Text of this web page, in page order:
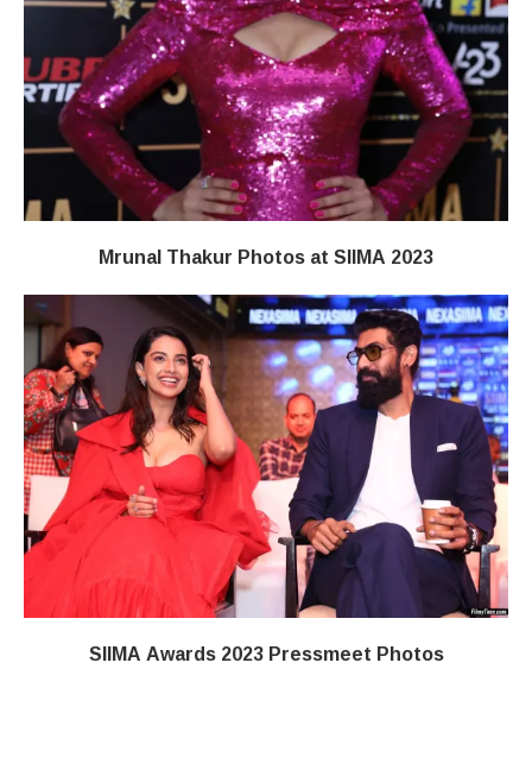
Mrunal Thakur Photos at SIIMA 2023
SIIMA Awards 2023 Pressmeet Photos